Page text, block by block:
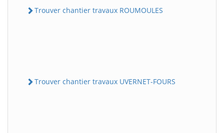
Trouver chantier travaux ROUMOULES
Trouver chantier travaux UVERNET-FOURS